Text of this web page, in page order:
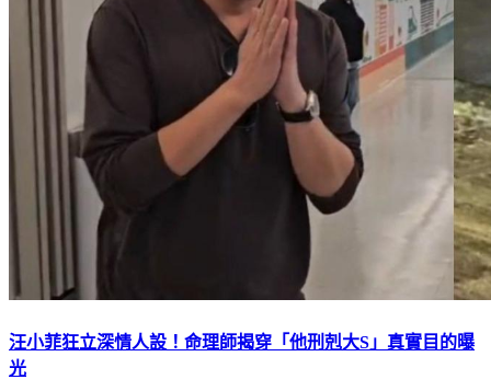
汪小菲狂立深情人設！命理師揭穿「他刑剋大S」真實目的曝
光